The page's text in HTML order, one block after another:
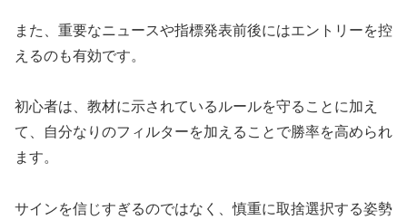
また、重要なニュースや指標発表前後にはエントリーを控
えるのも有効です。
初心者は、教材に示されているルールを守ることに加え
て、自分なりのフィルターを加えることで勝率を高められ
ます。
サインを信じすぎるのではなく、慎重に取捨選択する姿勢